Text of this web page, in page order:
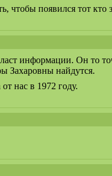
чтобы появился тот кто
информации. Он то
Захаровны найдутся.
нас в 1972 году.